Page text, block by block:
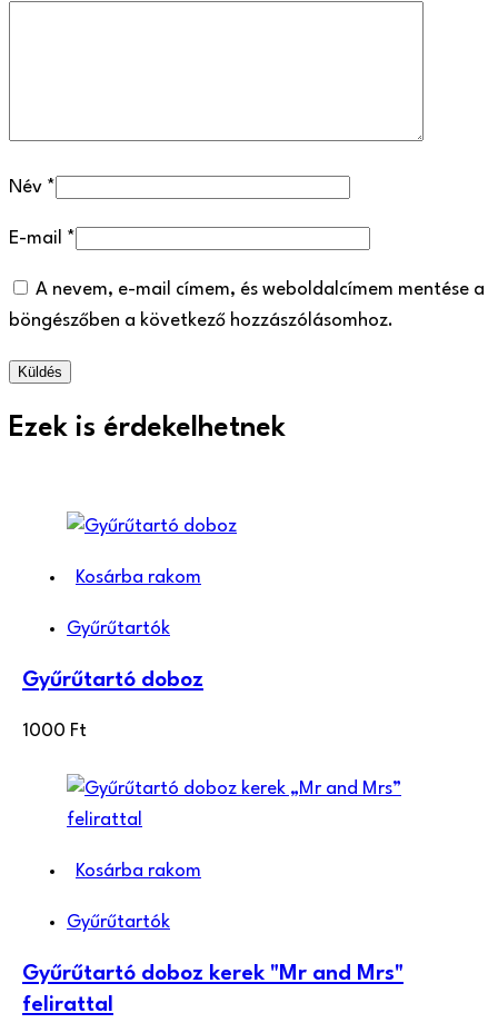
Név *
E-mail *
A nevem, e-mail címem, és weboldalcímem mentése a
böngészőben a következő hozzászólásomhoz.
Ezek is érdekelhetnek
Kosárba rakom
Gyűrűtartók
Gyűrűtartó doboz
1000 Ft
Kosárba rakom
Gyűrűtartók
Gyűrűtartó doboz kerek "Mr and Mrs"
felirattal